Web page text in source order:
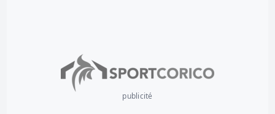
publicité